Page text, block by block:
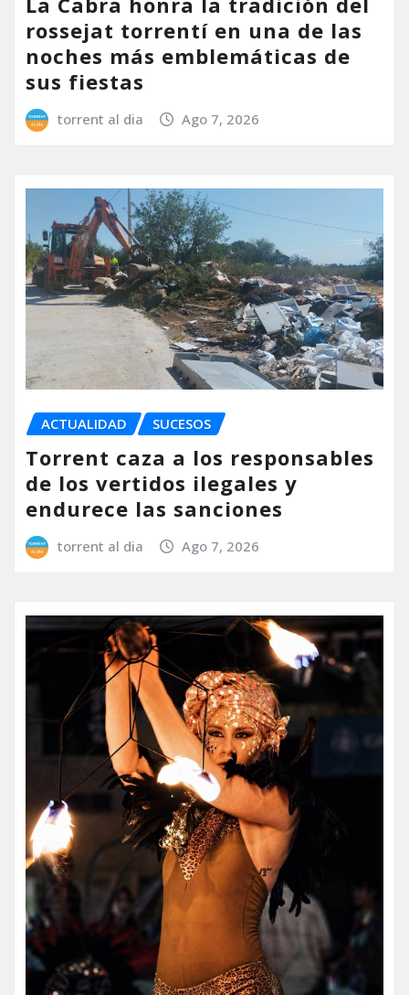
rossejat torrentí en una de las
noches más emblemáticas de
sus fiestas
torrent al dia Ago 7, 2026
ACTUALIDAD SUCESOS
Torrent caza a los responsables
de los vertidos ilegales y
endurece las sanciones
torrent al dia Ago 7, 2026